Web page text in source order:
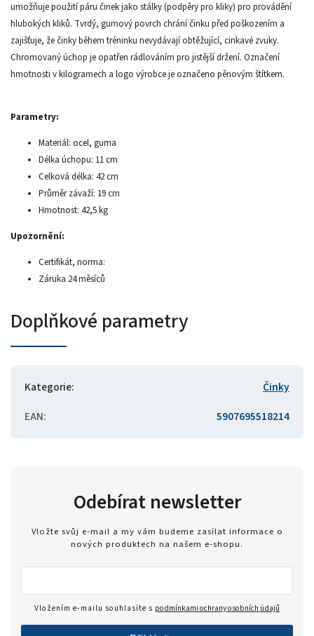
umožňuje použití páru činek jako stálky (podpěry pro kliky) pro provádění
hlubokých kliků. Tvrdý, gumový povrch chrání činku před poškozením a
zajišťuje, že činky během tréninku nevydávají obtěžující, cinkavé zvuky.
Chromovaný úchop je opatřen rádlováním pro jistější držení. Označení
hmotnosti v kilogramech a logo výrobce je označeno pěnovým štítkem.
Parametry:
Materiál: ocel, guma
Délka úchopu: 11 cm
Celková délka: 42 cm
Průměr závaží: 19 cm
Hmotnost: 42,5 kg
Upozornění:
Certifikát, norma:
Záruka 24 měsíců
Doplňkové parametry
Kategorie:
Činky
EAN: 5907695518214
Odebírat newsletter
Vložte svůj e-mail a my vám budeme zasílat informace o
nových produktech na našem e-shopu.
Vložením e-mailu souhlasíte s podmínkami ochrany osobních údajů